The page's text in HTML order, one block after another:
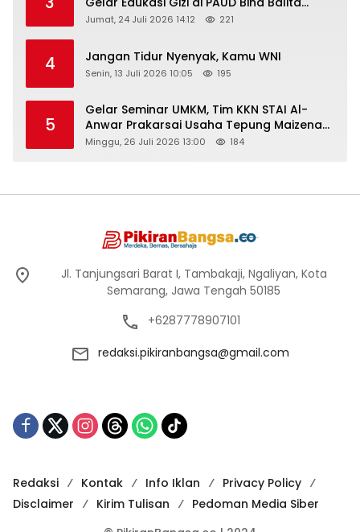
Peringati Hari Anak Nasional 2026
Jumat, 24 Juli 2026 14:12 221
4 Jangan Tidur Nyenyak, Kamu WNI
Senin, 13 Juli 2026 10:05 195
5
Gelar Seminar UMKM, Tim KKN STAI Al-
Anwar Prakarsai Usaha Tepung Maizena
di Logung
Minggu, 26 Juli 2026 13:00 184
Jl. Tanjungsari Barat I, Tambakaji, Ngaliyan, Kota
Semarang, Jawa Tengah 50185
+6287778907101
redaksi.pikiranbangsa@gmail.com
Redaksi Kontak Info Iklan
Privacy Policy
Disclaimer
Kirim Tulisan
Pedoman Media Siber